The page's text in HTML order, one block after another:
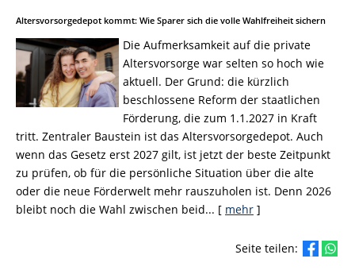
Altersvorsorge­depot kommt: Wie Sparer sich die volle Wahlfreiheit sichern
Die Aufmerksamkeit auf die private
Altersvorsorge war selten so hoch wie
aktuell. Der Grund: die kürzlich
beschlossene Reform der staatlichen
Förderung, die zum 1.1.2027 in Kraft
tritt. Zentraler Baustein ist das Altersvorsorgedepot. Auch
wenn das Gesetz erst 2027 gilt, ist jetzt der beste Zeitpunkt
zu prüfen, ob für die persönliche Situation über die alte
oder die neue Förderwelt mehr rauszuholen ist. Denn 2026
bleibt noch die Wahl zwischen beid... [ mehr ]
Seite teilen: